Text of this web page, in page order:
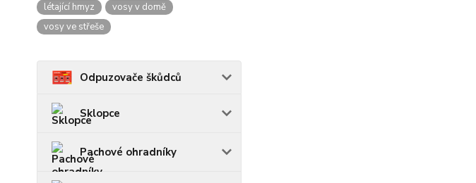
létající hmyz
vosy v domě
vosy ve střeše
Odpuzovače škůdců
Sklopce
Pachové ohradníky